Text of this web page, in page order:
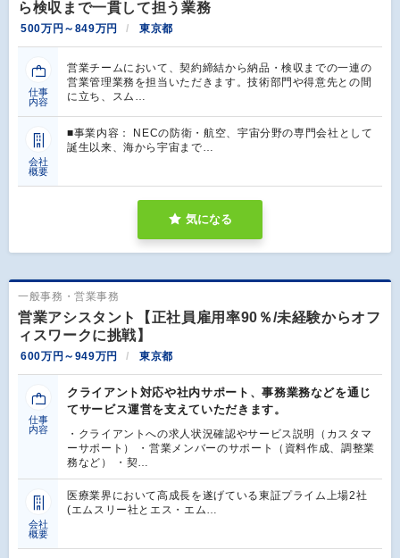
ら検収まで一貫して担う業務
500万円～849万円 東京都
仕事
内容
営業チームにおいて、契約締結から納品・検収までの一連の
営業管理業務を担当いただきます。技術部門や得意先との間
に立ち、スム…
会社
概要
■事業内容： NECの防衛・航空、宇宙分野の専門会社として
誕生以来、海から宇宙まで…
気になる
一般事務・営業事務
営業アシスタント【正社員雇用率90％/未経験からオフ
ィスワークに挑戦】
600万円～949万円 東京都
仕事
内容
クライアント対応や社内サポート、事務業務などを通じ
てサービス運営を支えていただきます。
・クライアントへの求人状況確認やサービス説明（カスタマ
ーサポート） ・営業メンバーのサポート（資料作成、調整業
務など） ・契…
会社
概要
医療業界において高成長を遂げている東証プライム上場2社
(エムスリー社とエス・エム…